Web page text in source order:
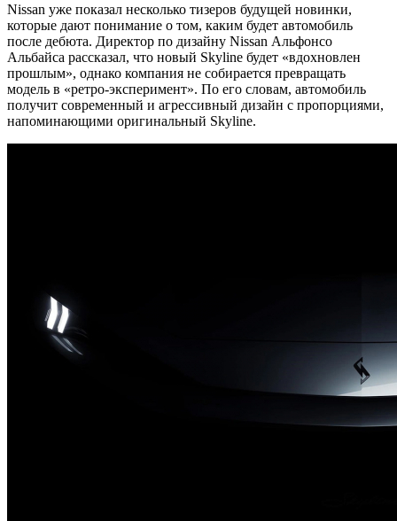
Nissan уже показал несколько тизеров будущей новинки,
которые дают понимание о том, каким будет автомобиль
после дебюта. Директор по дизайну Nissan Альфонсо
Альбайса рассказал, что новый Skyline будет «вдохновлен
прошлым», однако компания не собирается превращать
модель в «ретро-эксперимент». По его словам, автомобиль
получит современный и агрессивный дизайн с пропорциями,
напоминающими оригинальный Skyline.